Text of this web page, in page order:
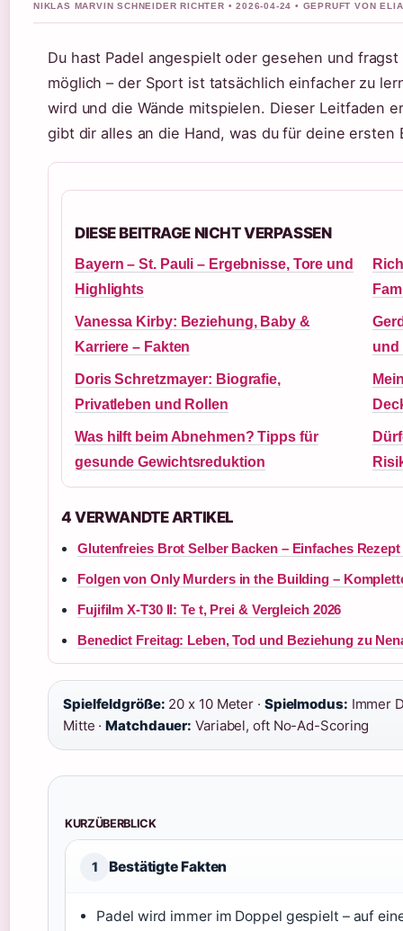
NIKLAS MARVIN SCHNEIDER RICHTER • 2026-04-24 • GEPRUFT VON
Du hast Padel angespielt oder gesehen und
möglich – der Sport ist tatsächlich einfacher zu
wird und die Wände mitspielen. Dieser Leitfaden
gibt dir alles an die Hand, was du für deine ersten
DIESE BEITRAGE NICHT VERPASSEN
Bayern – St. Pauli – Ergebnisse, Tore und
Highlights
Vanessa Kirby: Beziehung, Baby &
Karriere – Fakten
und
Doris Schretzmayer: Biografie,
Privatleben und Rollen
Was hilft beim Abnehmen? Tipps für
gesunde Gewichtsreduktion
4 VERWANDTE ARTIKEL
Glutenfreies Brot Selber Backen – Einfaches
Folgen von Only Murders in the Building –
Fujifilm X-T30 II: Te t, Prei & Vergleich 2026
Benedict Freitag: Leben, Tod und Beziehung zu
Spielfeldgröße: 20 x 10 Meter · Spielmodus: Immer
Mitte ·Matchdauer: Variabel, oft No-Ad-Scoring
KURZÜBERBLICK
1 Bestätigte Fakten
Padel wird immer im Doppel gespielt – auf